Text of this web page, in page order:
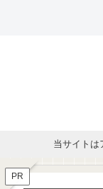
当サイトは
PR